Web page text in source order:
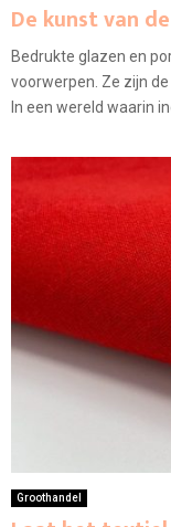
De kunst van
Bedrukte glazen en
voorwerpen. Ze zijn
In een wereld waarin
Groothandel